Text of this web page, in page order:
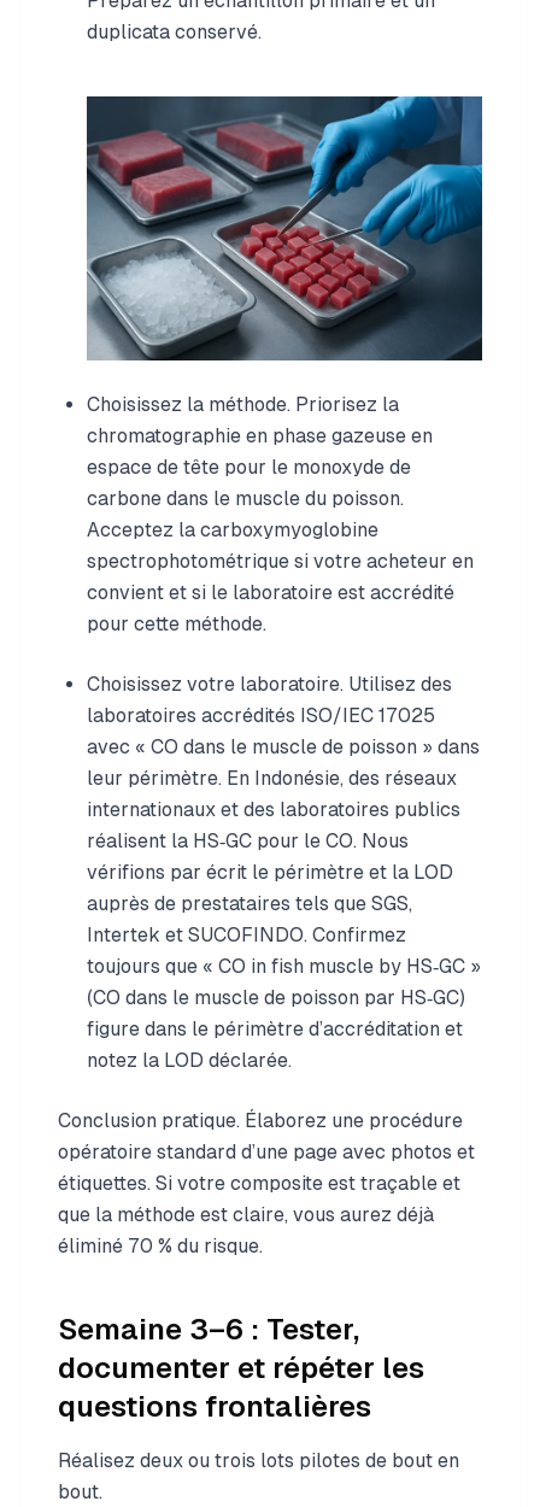
duplicata conservé.
Choisissez la méthode. Priorisez la
chromatographie en phase gazeuse en
espace de tête pour le monoxyde de
carbone dans le muscle du poisson.
Acceptez la carboxymyoglobine
spectrophotométrique si votre acheteur en
convient et si le laboratoire est accrédité
pour cette méthode.
Choisissez votre laboratoire. Utilisez des
laboratoires accrédités ISO/IEC 17025
avec « CO dans le muscle de poisson » dans
leur périmètre. En Indonésie, des réseaux
internationaux et des laboratoires publics
réalisent la HS‑GC pour le CO. Nous
vérifions par écrit le périmètre et la LOD
auprès de prestataires tels que SGS,
Intertek et SUCOFINDO. Confirmez
toujours que « CO in fish muscle by HS‑GC »
(CO dans le muscle de poisson par HS‑GC)
figure dans le périmètre d’accréditation et
notez la LOD déclarée.
Conclusion pratique. Élaborez une procédure
opératoire standard d’une page avec photos et
étiquettes. Si votre composite est traçable et
que la méthode est claire, vous aurez déjà
éliminé 70 % du risque.
Semaine 3–6 : Tester,
documenter et répéter les
questions frontalières
Réalisez deux ou trois lots pilotes de bout en
bout.